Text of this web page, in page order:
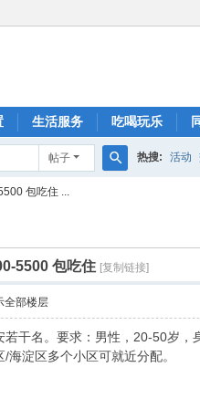
生活服务 吃喝玩乐
帖子 热搜: 活动
包吃住 ...
5500 包吃住 [复制链接]
全部楼层
干名。要求：男性，20-50岁
淀区多个小区可就近分配。